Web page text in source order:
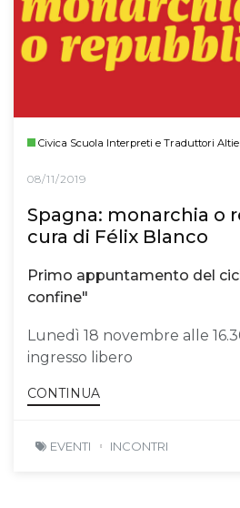
Civica Scuola Interpreti e Traduttori
08/11/2019
Spagna: monarchia o
cura di Félix Blanco
Primo appuntamento del
confine"
Lunedì 18 novembre alle
ingresso libero
CONTINUA
EVENTI INCONTRI